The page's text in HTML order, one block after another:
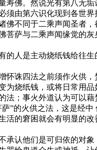
佛。然说光有第八无
由第六识化现到各世
不同于二乘声闻圣者
萨与二乘声闻缘觉的
是主动烧纸钱给往
四法之前须作火供，
烧纸钱，或将日常用
；事火外道认为可以
”的火供之法，这是经
的窘困就会有明显的
他们是可归依的对